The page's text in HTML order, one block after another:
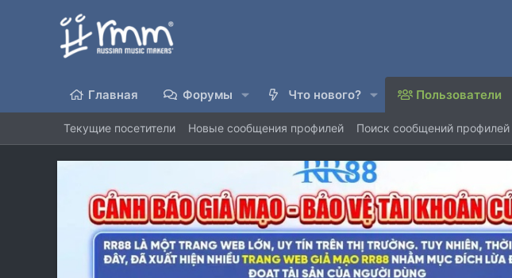
Главная Форумы Что нового? Пользователи
Текущие посетители Новые сообщения профилей Поиск сообщений профилей